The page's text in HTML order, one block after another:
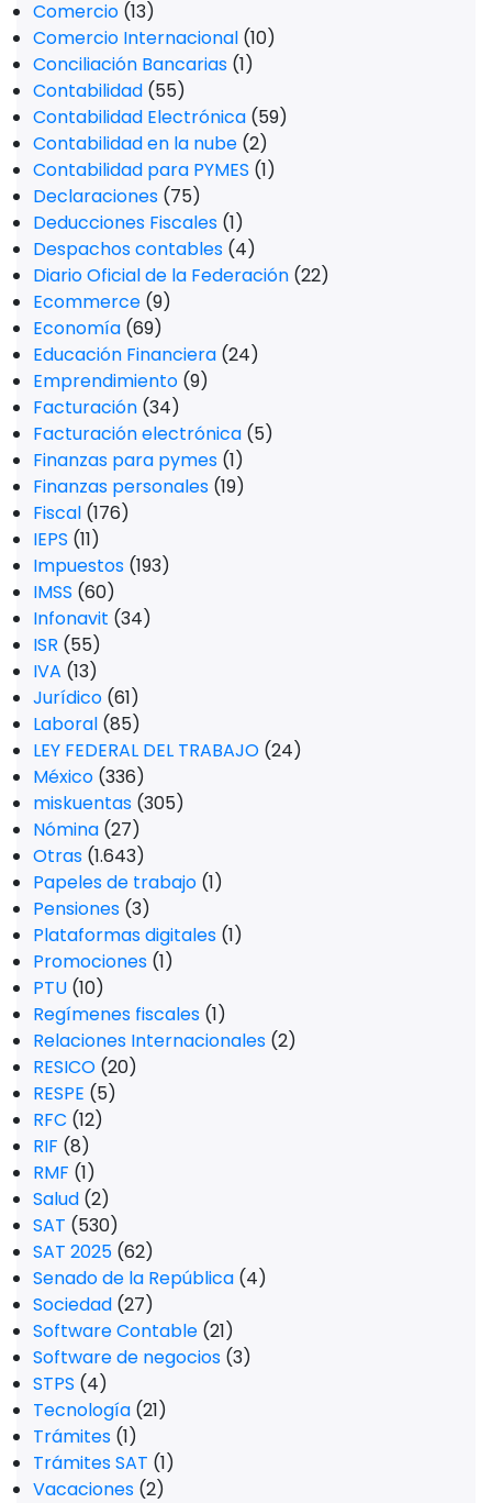
Comercio (13)
Comercio Internacional (10)
Conciliación Bancarias (1)
Contabilidad (55)
Contabilidad Electrónica (59)
Contabilidad en la nube (2)
Contabilidad para PYMES (1)
Declaraciones (75)
Deducciones Fiscales (1)
Despachos contables (4)
Diario Oficial de la Federación (22)
Ecommerce (9)
Economía (69)
Educación Financiera (24)
Emprendimiento (9)
Facturación (34)
Facturación electrónica (5)
Finanzas para pymes (1)
Finanzas personales (19)
Fiscal (176)
IEPS (11)
Impuestos (193)
IMSS (60)
Infonavit (34)
ISR (55)
IVA (13)
Jurídico (61)
Laboral (85)
LEY FEDERAL DEL TRABAJO (24)
México (336)
miskuentas (305)
Nómina (27)
Otras (1.643)
Papeles de trabajo (1)
Pensiones (3)
Plataformas digitales (1)
Promociones (1)
PTU (10)
Regímenes fiscales (1)
Relaciones Internacionales (2)
RESICO (20)
RESPE (5)
RFC (12)
RIF (8)
RMF (1)
Salud (2)
SAT (530)
SAT 2025 (62)
Senado de la República (4)
Sociedad (27)
Software Contable (21)
Software de negocios (3)
STPS (4)
Tecnología (21)
Trámites (1)
Trámites SAT (1)
Vacaciones (2)